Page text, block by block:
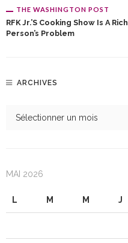
THE WASHINGTON POST
RFK Jr.’s Cooking Show Is A
Person’s Problem
ARCHIVES
MAI 2026
L M M J